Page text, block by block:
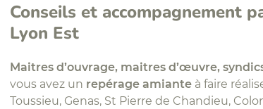
Conseils et accompagnement
Lyon Est
Maitres d’ouvrage, maitres d’œuvre,
vous avez un repérage amiante à faire
Toussieu, Genas, St Pierre de Chandieu,